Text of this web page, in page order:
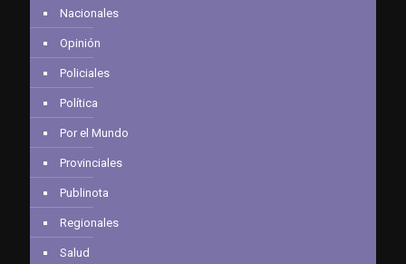
Nacionales
Opinión
Policiales
Política
Por el Mundo
Provinciales
Publinota
Regionales
Salud